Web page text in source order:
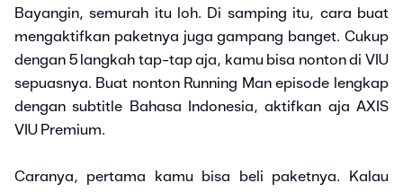
Bayangin, semurah itu loh. Di samping itu, cara buat
mengaktifkan paketnya juga gampang banget. Cukup
dengan 5 langkah tap-tap aja, kamu bisa nonton di VIU
sepuasnya. Buat nonton Running Man episode lengkap
dengan subtitle Bahasa Indonesia, aktifkan aja AXIS
VIU Premium.
Caranya, pertama kamu bisa beli paketnya. Kalau